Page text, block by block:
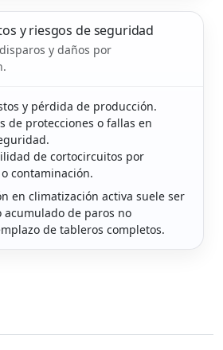
y riesgos de seguridad
y daños por
y pérdida de producción.
de protecciones o fallas en
de cortocircuitos por
contaminación.
en climatización activa suele ser
acumulado de paros no
de tableros completos.